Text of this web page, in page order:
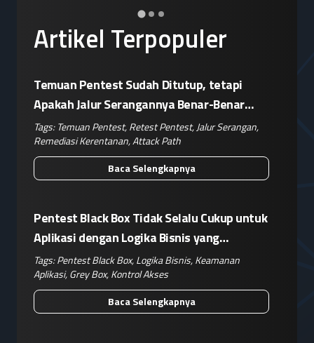
Artikel Terpopuler
Temuan Pentest Sudah Ditutup, tetapi
Apakah Jalur Serangannya Benar-Benar
Terputus?
Tags: Temuan Pentest,Retest Pentest,Jalur Serangan,
Remediasi Kerentanan,Attack Path
Baca Selengkapnya
Pentest Black Box Tidak Selalu Cukup untuk
Aplikasi dengan Logika Bisnis yang
Kompleks
Tags:Pentest Black Box,Logika Bisnis,Keamanan
Aplikasi,Grey Box,Kontrol Akses
Baca Selengkapnya